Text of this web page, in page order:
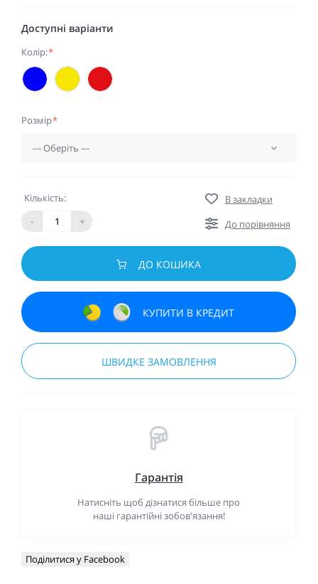
Доступні варіанти
Колір:*
Розмір*
Кількість:
-
+
В закладки
До порівняння
ДО КОШИКА
КУПИТИ В КРЕДИТ
ШВИДКЕ ЗАМОВЛЕННЯ
Гарантія
Натисніть щоб дізнатися більше про
наші гарантійні зобов'язання!
Поділитися у Facebook